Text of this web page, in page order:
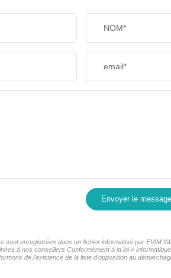
COMMERCES
NOM*
email*
Envoyer le message
sont enregistrées dans un fichier informatisé par EVIM
à nos conseillers Conformément à la loi «
de l'existence de la liste d'opposition au